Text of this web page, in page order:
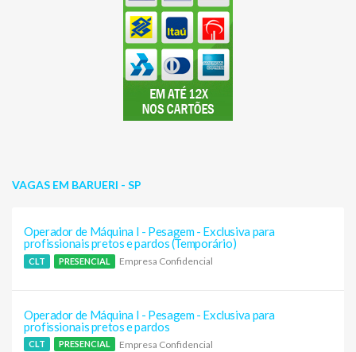
VAGAS EM BARUERI - SP
Operador de Máquina I - Pesagem - Exclusiva para
profissionais pretos e pardos (Temporário)
CLT PRESENCIAL Empresa Confidencial
Operador de Máquina I - Pesagem - Exclusiva para
profissionais pretos e pardos
CLT PRESENCIAL Empresa Confidencial